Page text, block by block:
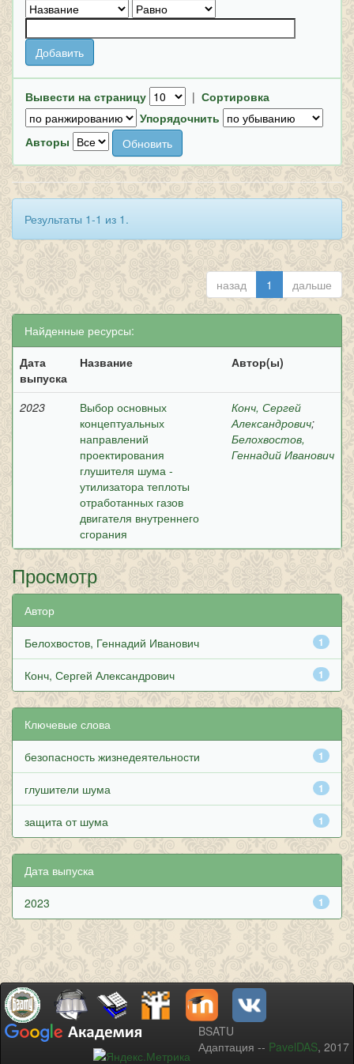
Вывести на страницу | Сортировка
Упорядочнить
Авторы
Результаты 1-1 из 1.
назад 1 дальше
Найденные ресурсы:
Дата
выпуска
Название Автор(ы)
2023
Выбор основных
концептуальных
направлений
проектирования
глушителя шума -
утилизатора теплоты
отработанных газов
двигателя внутреннего
сгорания
Конч, Сергей
Александрович;
Белохвостов,
Геннадий Иванович
Просмотр
Автор
1
Белохвостов, Геннадий Иванович
1
Конч, Сергей Александрович
Ключевые слова
1
безопасность жизнедеятельности
1
глушители шума
1
защита от шума
Дата выпуска
1
2023
BSATU
Адаптация -- PavelDAS, 2017